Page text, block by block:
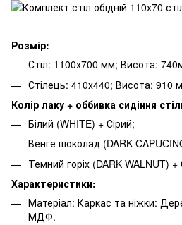
Розмір:
Стіл: 1100х700 мм; Висота:
Стілець: 410х440; Висота: 910
Колір лаку + оббивка сидіння
Білий (WHITE) + Сірий;
Венге шоколад (DARK
Темний горіх (DARK WALNUT)
Характеристики:
Матеріал: Каркас та ніжки:
МДФ.